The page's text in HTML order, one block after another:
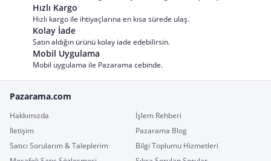
Hızlı Kargo
Hızlı kargo ile ihtiyaçlarına en kısa sürede ulaş.
Kolay İade
Satın aldığın ürünü kolay iade edebilirsin.
Mobil Uygulama
Mobil uygulama ile Pazarama cebinde.
Pazarama.com
Hakkımızda
İşlem Rehberi
İletişim
Pazarama Blog
Satıcı Sorularım & Taleplerim
Bilgi Toplumu Hizmetleri